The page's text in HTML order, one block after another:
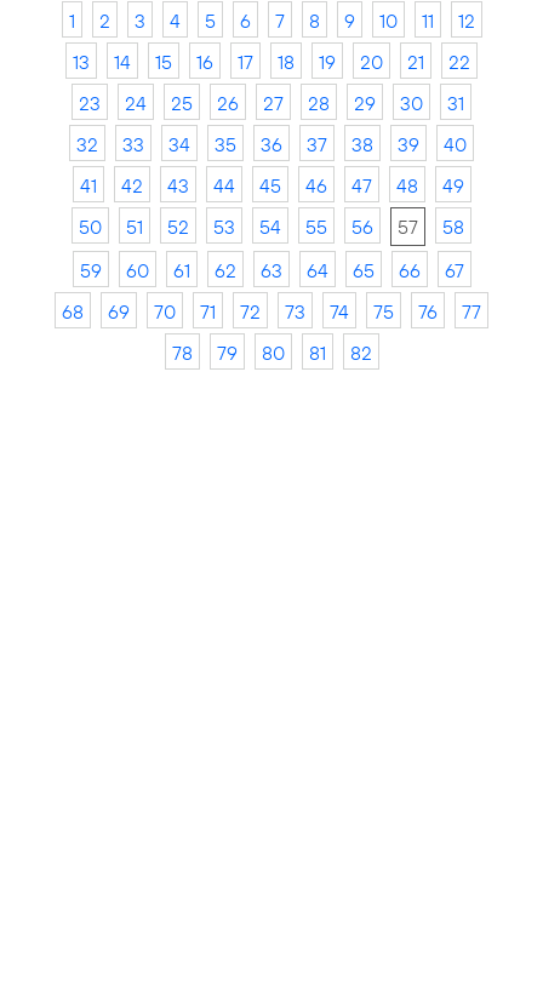
1 2 3 4 5 6 7 8 9 10 11
12
13
14 15 16 17 18 19 20 21
22
23
24 25 26 27 28 29 30
31
32
33 34 35 36 37 38 39
40
41
42 43 44 45 46 47 48
49
50
51 52 53 54 55 56 57
58
59
60 61 62 63 64 65 66
67
68
69 70 71 72 73 74 75 76
77
78
79 80 81 82